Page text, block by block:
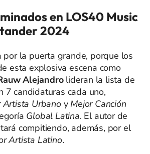
en LOS40 Music
2024
por la puerta grande, porque los
esta explosiva escena como
Alejandrolideran la lista de
7 candidaturas cada uno,
Artista Urbanoy Mejor Canción
Global Latina. El autor de
compitiendo, además, por el
Artista Latino.